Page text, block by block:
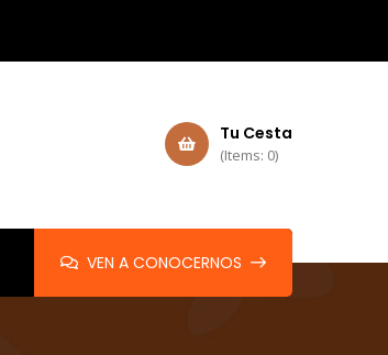
Tu Cesta
(Items: 0)
VEN A CONOCERNOS